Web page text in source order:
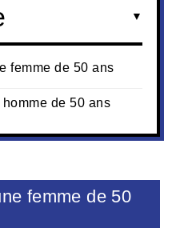
femme de 50 ans
de 50 ans
femme de 50